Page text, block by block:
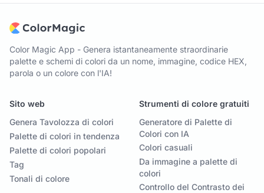
Color Magic App - Genera istantaneamente straordinarie
palette e schemi di colori da un nome, immagine, codice HEX,
parola o un colore con l'IA!
Sito web
Genera Tavolozza di colori
Palette di colori in tendenza
Palette di colori popolari
Tag
Tonali di colore
Strumenti di colore gratuiti
Generatore di Palette di
Colori con IA
Colori casuali
Da immagine a palette di
colori
Controllo del Contrasto dei